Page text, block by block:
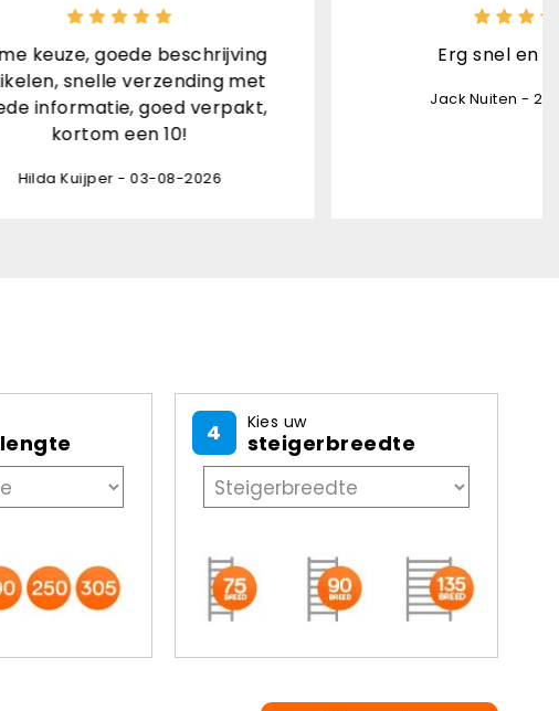
met
verpakt,
2026
Erg snel en correct
Jack Nuiten - 27-07-2026
4 Kies uw
steigerbreedte